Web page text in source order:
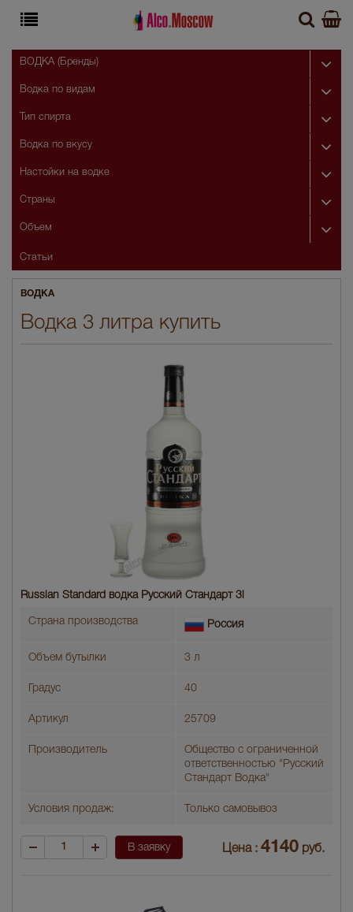
ВОДКА
Водка 3 литра купить
Russian Standard водка Русский Стандарт 3l
Страна производства Россия
Объем бутылки 3 л
Градус 40
Артикул 25709
Производитель
Общество с ограниченной
ответственностью "Русский
Стандарт Водка"
Условия продаж: Только самовывоз
В заявку Цена : 4140 руб.
ВОДКА (Бренды)
Водка по видам
Тип спирта
Водка по вкусу
Настойки на водке
Страны
Объем
Статьи